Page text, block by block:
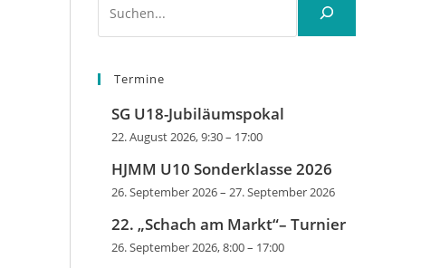
Termine
SG U18-Jubiläumspokal
22. August 2026, 9:30– 17:00
HJMM U10 Sonderklasse 2026
26. September 2026– 27. September 2026
22. „Schach am Markt“– Turnier
26. September 2026, 8:00– 17:00